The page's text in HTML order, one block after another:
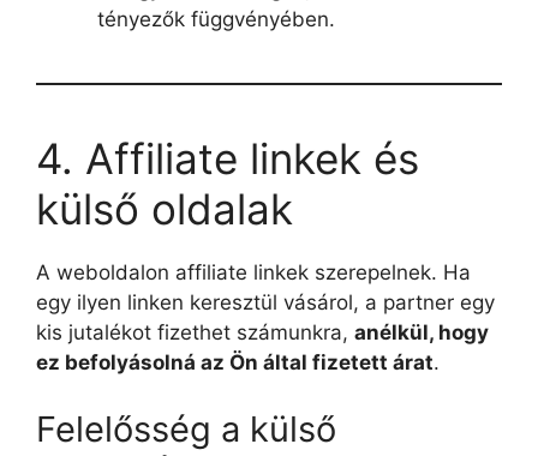
tényezők függvényében.
4. Affiliate linkek és
külső oldalak
A weboldalon affiliate linkek szerepelnek. Ha
egy ilyen linken keresztül vásárol, a partner egy
kis jutalékot fizethet számunkra, anélkül, hogy
ez befolyásolná az Ön által fizetett árat.
Felelősség a külső